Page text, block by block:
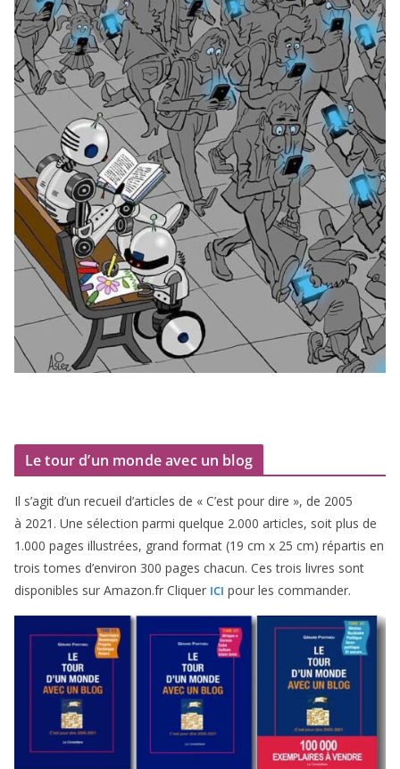
Le tour d’un monde avec un blog
Il s’agit d’un recueil d’ar­ticles de « C’est pour dire », de 2005
à 2021 . Une sélec­tion par­mi quelque 2.000 articles, soit plus de
1 .000 pages illus­trées, grand for­mat (19 cm x 25 cm) répar­tis en
trois tomes d’environ 300 pages cha­cun. Ces trois livres sont
dis­po­nibles sur Amazon​.fr Cliquer ICI pour les commander.